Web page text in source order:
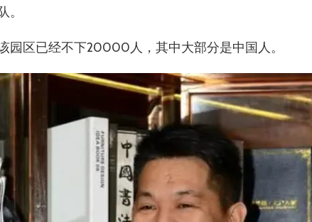
。
园区已经不下20000人，其中大部分是中国人。